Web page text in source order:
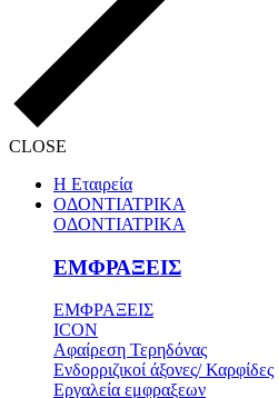
CLOSE
Η Εταιρεία
ΟΔΟΝΤΙΑΤΡΙΚΑ
ΟΔΟΝΤΙΑΤΡΙΚΑ
ΕΜΦΡΑΞΕΙΣ
ΕΜΦΡΑΞΕΙΣ
ICON
Αφαίρεση Τερηδόνας
Ενδορριζικοί άξονες/ Καρφίδες
Εργαλεία εμφραξεων